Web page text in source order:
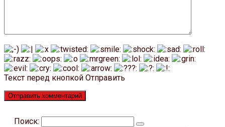
Текст перед кнопкой Отправить
Поиск: